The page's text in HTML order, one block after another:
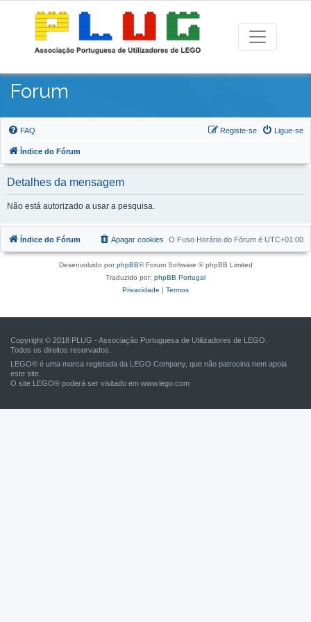
Forum
FAQ Ligue-se
Registe-se
Índice do Fórum
Detalhes da mensagem
Não está autorizado a usar a pesquisa.
Índice do Fórum O Fuso Horário do Fórum é UTC+01:00
Apagar cookies
Desenvolvido porphpBB® Forum Software © phpBB Limited
Traduzido por: phpBB Portugal
Privacidade | Termos
Copyright © 2018 PLUG - Associação Portuguesa de Utilizadores de LEGO.
Todos os direitos reservados.
LEGO® é uma marca registada da LEGO Company, que não patrocina nem apoia
este site.
O site LEGO® poderá ser visitado em www.lego.com